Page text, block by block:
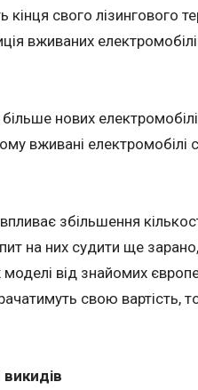
кінця свого лізингового
вживаних
нових
вживані
збільшення
на них судити ще
від знайомих
свою вартість,